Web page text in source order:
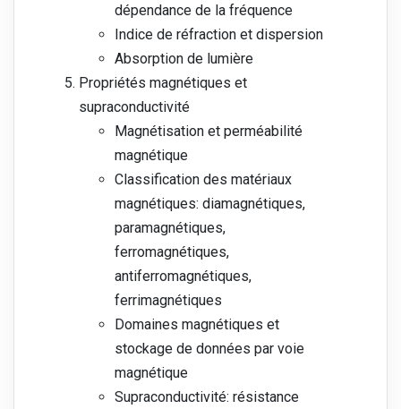
dépendance de la fréquence
Indice de réfraction et dispersion
Absorption de lumière
Propriétés magnétiques et
supraconductivité
Magnétisation et perméabilité
magnétique
Classification des matériaux
magnétiques: diamagnétiques,
paramagnétiques,
ferromagnétiques,
antiferromagnétiques,
ferrimagnétiques
Domaines magnétiques et
stockage de données par voie
magnétique
Supraconductivité: résistance